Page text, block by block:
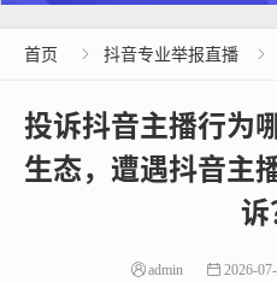
首页  抖音专业举报直播 
投诉抖音主播行为
生态，遭遇抖音主
诉
admin 2026-